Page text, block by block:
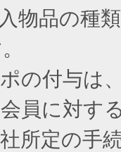
物品の種
の付与は
員に対す
所定の手